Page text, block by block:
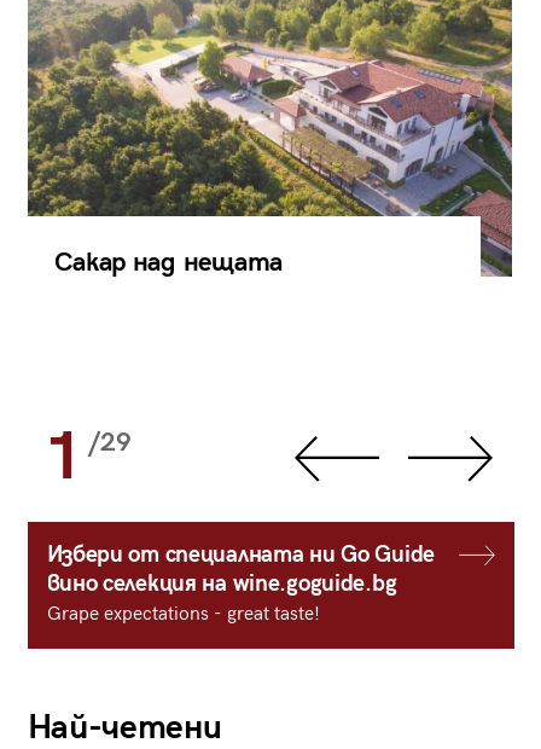
Сакар над нещата
1 /29
Избери от специалната ни Go Guide
вино селекция на wine.goguide.bg
Grape expectations - great taste!
Най-четени